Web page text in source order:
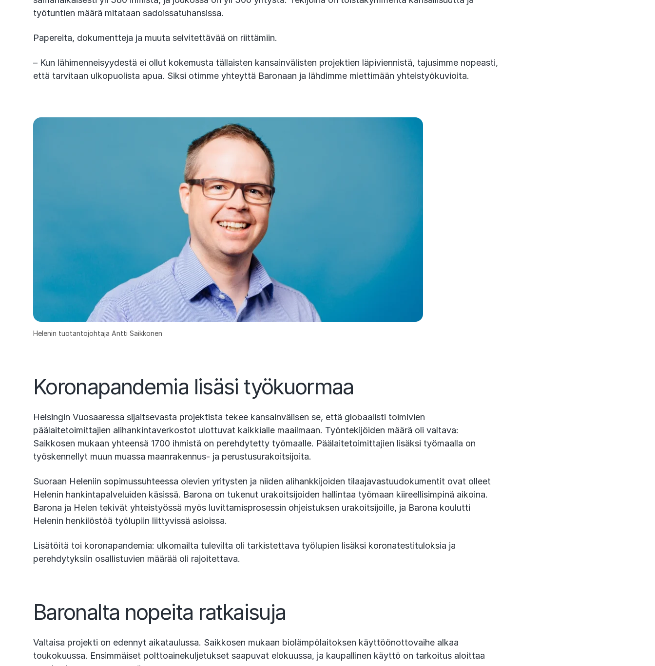
työtuntien määrä mitataan sadoissatuhansissa.
Papereita, dokumentteja ja muuta selvitettävää on riittämiin.
– Kun lähimenneisyydestä ei ollut kokemusta tällaisten kansainvälisten projektien läpiviennistä, tajusimme nopeasti,
että tarvitaan ulkopuolista apua. Siksi otimme yhteyttä Baronaan ja lähdimme miettimään yhteistyökuvioita.
Helenin tuotantojohtaja Antti Saikkonen
Koronapandemia lisäsi työkuormaa
Helsingin Vuosaaressa sijaitsevasta projektista tekee kansainvälisen se, että globaalisti toimivien
päälaitetoimittajien alihankintaverkostot ulottuvat kaikkialle maailmaan. Työntekijöiden määrä oli valtava:
Saikkosen mukaan yhteensä 1700 ihmistä on perehdytetty työmaalle. Päälaitetoimittajien lisäksi työmaalla on
työskennellyt muun muassa maanrakennus- ja perustusurakoitsijoita.
Suoraan Heleniin sopimussuhteessa olevien yritysten ja niiden alihankkijoiden tilaajavastuudokumentit ovat olleet
Helenin hankintapalveluiden käsissä. Barona on tukenut urakoitsijoiden hallintaa työmaan kiireellisimpinä aikoina.
Barona ja Helen tekivät yhteistyössä myös luvittamisprosessin ohjeistuksen urakoitsijoille, ja Barona koulutti
Helenin henkilöstöä työlupiin liittyvissä asioissa.
Lisätöitä toi koronapandemia: ulkomailta tulevilta oli tarkistettava työlupien lisäksi koronatestituloksia ja
perehdytyksiin osallistuvien määrää oli rajoitettava.
Baronalta nopeita ratkaisuja
Valtaisa projekti on edennyt aikataulussa. Saikkosen mukaan biolämpölaitoksen käyttöönottovaihe alkaa
toukokuussa. Ensimmäiset polttoainekuljetukset saapuvat elokuussa, ja kaupallinen käyttö on tarkoitus aloittaa